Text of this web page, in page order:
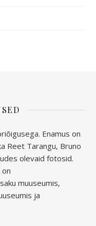
Enamus on
Reet Tarangu, Bruno
olevaid fotosid.
muuseumis,
ja